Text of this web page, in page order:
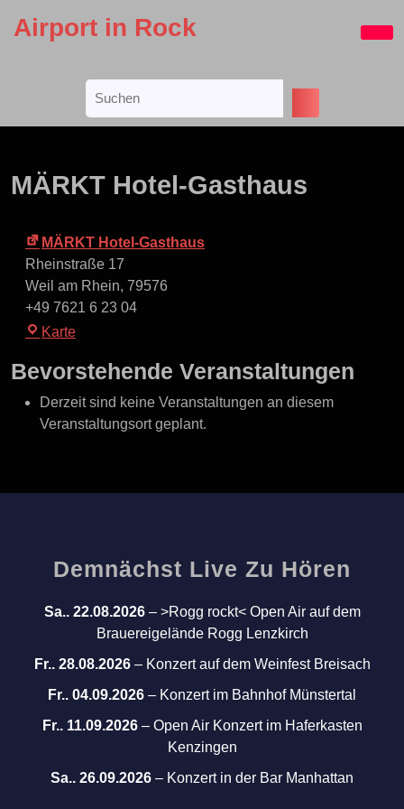
Airport in Rock
MÄRKT Hotel-Gasthaus
MÄRKT Hotel-Gasthaus
Rheinstraße 17
Weil am Rhein, 79576
+49 7621 6 23 04
Karte
Gasthaus
Bevorstehende Veranstaltungen
Derzeit sind keine Veranstaltungen an diesem
Veranstaltungsort geplant.
Demnächst Live Zu Hören
Sa.. 22.08.2026– >Rogg rockt< Open Air auf dem
Brauereigelände Rogg Lenzkirch
Fr.. 28.08.2026– Konzert auf dem Weinfest Breisach
Fr.. 04.09.2026 – Konzert im Bahnhof Münstertal
Fr.. 11.09.2026– Open Air Konzert im Haferkasten
Kenzingen
Sa.. 26.09.2026 – Konzert in der Bar Manhattan